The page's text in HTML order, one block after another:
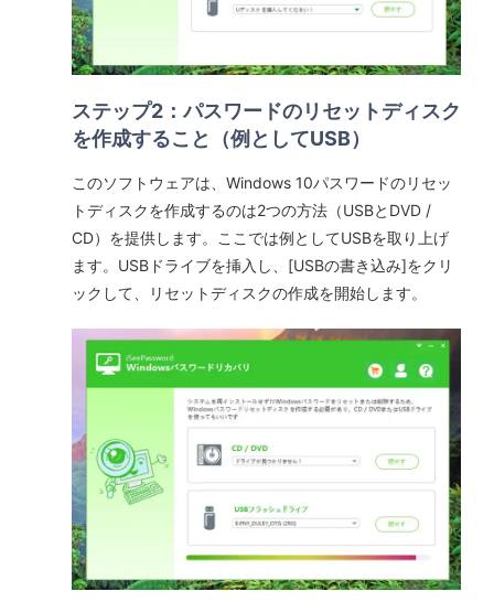
ステップ2：パスワードのリセットディスク
を作成すること（例としてUSB）
このソフトウェアは、Windows 10パスワードのリセッ
トディスクを作成するのは2つの方法（USBとDVD /
CD）を提供します。ここでは例としてUSBを取り上げ
ます。USBドライブを挿入し、[USBの書き込み]をクリ
ックして、リセットディスクの作成を開始します。